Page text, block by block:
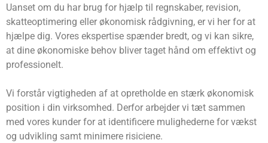
Uanset om du har brug for hjælp til regnskaber, revision,
skatteoptimering eller økonomisk rådgivning, er vi her for at
hjælpe dig. Vores ekspertise spænder bredt, og vi kan sikre,
at dine økonomiske behov bliver taget hånd om effektivt og
professionelt.
Vi forstår vigtigheden af ​​at opretholde en stærk økonomisk
position i din virksomhed. Derfor arbejder vi tæt sammen
med vores kunder for at identificere mulighederne for vækst
og udvikling samt minimere risiciene.